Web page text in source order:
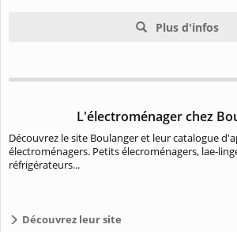
Plus d'infos
L'électroménager chez
Découvrez le site Boulanger et leur catalogue
électroménagers. Petits élecroménagers, lae-
réfrigérateurs...
Découvrez leur site